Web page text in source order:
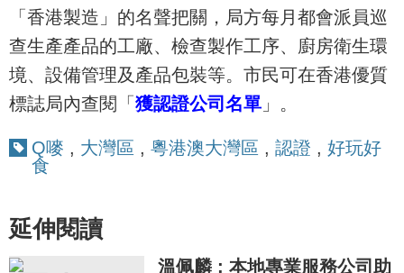
「香港製造」的名聲把關，局方每月都會派員巡
查生產產品的工廠、檢查製作工序、廚房衛生環
境、設備管理及產品包裝等。市民可在香港優質
標誌局內查閱「 獲認證公司名單 」。
Q嘜 , 大灣區 , 粵港澳大灣區 , 認證 , 好玩好
食
延伸閱讀
溫佩麟 : 本地專業服務公司助